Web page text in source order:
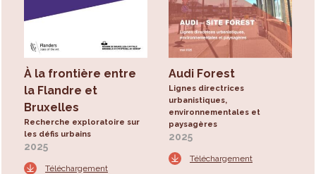
À la frontière entre
la Flandre et
Bruxelles
Recherche exploratoire sur
les défis urbains
2025
Téléchargement
Audi Forest
Lignes directrices
urbanistiques,
environnementales et
paysagères
2025
Téléchargement